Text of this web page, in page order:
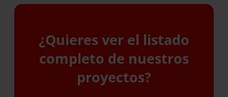
¿Quieres ver el listado
completo de nuestros
proyectos?